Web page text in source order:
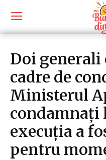
Doi generali
cadre de
Ministerul
condamnați
execuția a
pentru